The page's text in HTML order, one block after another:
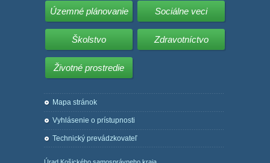
Územné plánovanie Sociálne veci
Školstvo Zdravotníctvo
Životné prostredie
Mapa stránok
Vyhlásenie o prístupnosti
Technický prevádzkovateľ